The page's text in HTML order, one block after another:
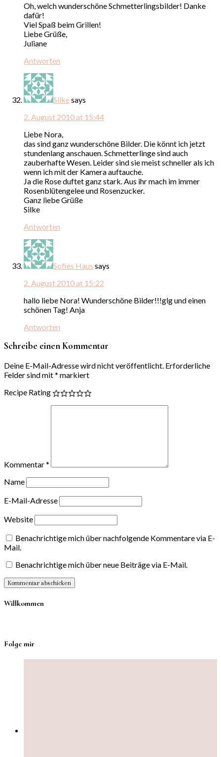
Oh, welch wunderschöne Schmetterlingsbilder! Danke
dafür!
Viel Spaß beim Grillen!
Liebe Grüße,
Juliane
Antworten
Silkesays
2. August 2010 at 15:44
Liebe Nora,
das sind ganz wunderschöne Bilder. Die könnt ich jetzt
stundenlang anschauen. Schmetterlinge sind auch
zauberhafte Wesen. Leider sind sie meist schneller als ich
wenn ich mit der Kamera auftauche.
Ja die Rose duftet ganz stark. Aus ihr mach im immer
Rosenblütengelee und Rosenzucker.
Ganz liebe Grüße
Silke
Antworten
Sofies Haus says
2. August 2010 at 15:22
hallo liebe Nora! Wunderschöne Bilder!!!glg und einen
schönen Tag! Anja
Antworten
Schreibe einen Kommentar
Deine E-Mail-Adresse wird nicht veröffentlicht. Erforderliche
Felder sind mit* markiert
Recipe Rating
Kommentar*
Name
E-Mail-Adresse
Website
Benachrichtige mich über nachfolgende Kommentare via E-
Mail.
Benachrichtige mich über neue Beiträge via E-Mail.
Willkommen
Folge mir